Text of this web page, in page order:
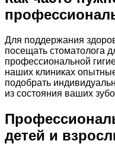
Для поддержания
посещать стоматолога
профессиональной
наших клиниках
подобрать
из состояния ваших
детей и